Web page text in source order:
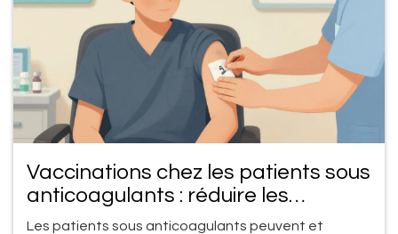
Vaccinations chez les patients sous
anticoagulants : réduire les
ecchymoses et les saignements
Les patients sous anticoagulants peuvent et